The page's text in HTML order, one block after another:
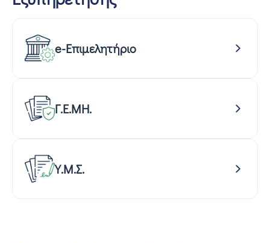
e-Επιμελητήριο
Γ.Ε.ΜΗ.
Υ.Μ.Σ.